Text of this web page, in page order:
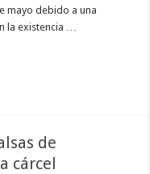
mayo debido a una
la existencia …
de
cárcel